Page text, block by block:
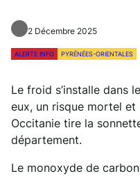
2 Décembre 2025
ALERTE INFO PYRÉNÉES-ORIENTALES
Le froid s’installe dans
eux, un risque mortel et
Occitanie tire la
département.
Le monoxyde de